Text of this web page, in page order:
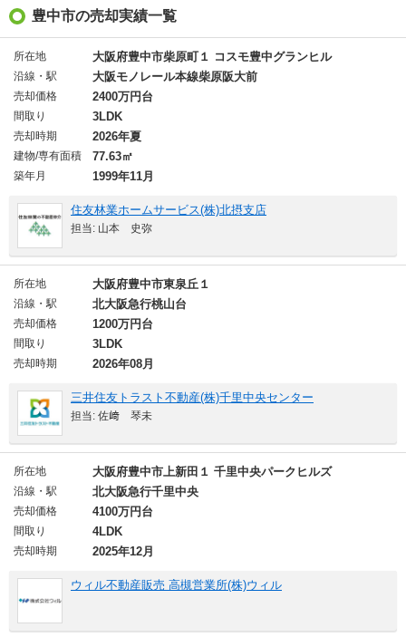
豊中市の売却実績一覧
所在地 大阪府豊中市柴原町１ コスモ豊中グランヒル
沿線・駅 大阪モノレール本線柴原阪大前
売却価格 2400万円台
間取り 3LDK
売却時期 2026年夏
建物/専有面積 77.63㎡
築年月 1999年11月
住友林業ホームサービス(株)北摂支店
担当: 山本 史弥
所在地 大阪府豊中市東泉丘１
沿線・駅 北大阪急行桃山台
売却価格 1200万円台
間取り 3LDK
売却時期 2026年08月
三井住友トラスト不動産(株)千里中央センター
担当: 佐﨑 琴未
所在地 大阪府豊中市上新田１ 千里中央パークヒルズ
沿線・駅 北大阪急行千里中央
売却価格 4100万円台
間取り 4LDK
売却時期 2025年12月
ウィル不動産販売 高槻営業所(株)ウィル